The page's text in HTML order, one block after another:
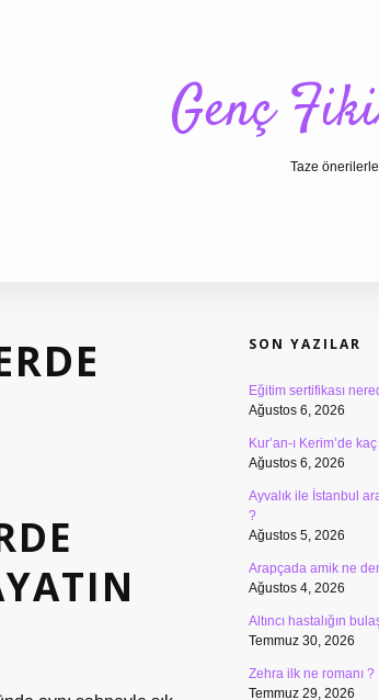
Genç
Taze
SON YAZILAR
Eğitim sertifikası
Ağustos 6, 2026
Kur’an-ı Kerim’de
Ağustos 6, 2026
Ayvalık ile İstanbul
?
Ağustos 5, 2026
Arapçada amik ne
Ağustos 4, 2026
Altıncı hastalığın
Temmuz 30, 2026
Zehra ilk ne romanı ?
Temmuz 29, 2026